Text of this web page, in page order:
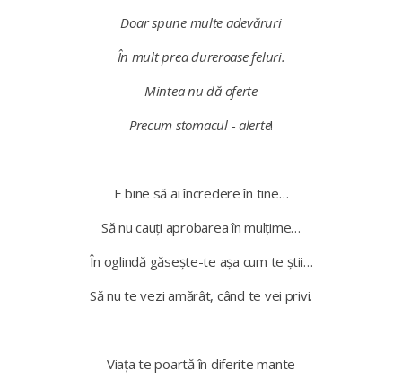
Doar spune multe adevăruri
În mult prea dureroase feluri.
Mintea nu dă oferte
Precum stomacul - alerte!
E bine să ai încredere în tine…
Să nu cauți aprobarea în mulțime…
În oglindă găsește-te așa cum te știi…
Să nu te vezi amărât, când te vei privi.
Viața te poartă în diferite mante